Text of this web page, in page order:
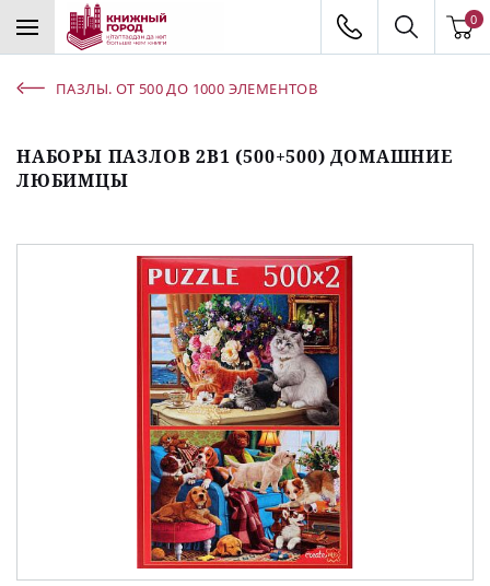
0
ПАЗЛЫ. ОТ 500 ДО 1000 ЭЛЕМЕНТОВ
НАБОРЫ ПАЗЛОВ 2В1 (500+500) ДОМАШНИЕ
ЛЮБИМЦЫ